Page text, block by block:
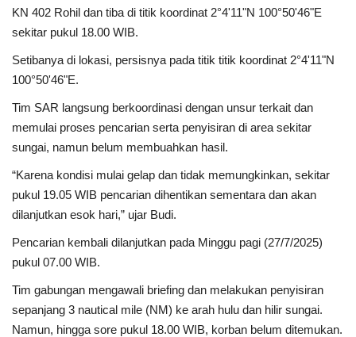
KN 402 Rohil dan tiba di titik koordinat 2°4'11"N 100°50'46"E
sekitar pukul 18.00 WIB.
Setibanya di lokasi, persisnya pada titik titik koordinat 2°4'11"N
100°50'46"E.
Tim SAR langsung berkoordinasi dengan unsur terkait dan
memulai proses pencarian serta penyisiran di area sekitar
sungai, namun belum membuahkan hasil.
“Karena kondisi mulai gelap dan tidak memungkinkan, sekitar
pukul 19.05 WIB pencarian dihentikan sementara dan akan
dilanjutkan esok hari,” ujar Budi.
Pencarian kembali dilanjutkan pada Minggu pagi (27/7/2025)
pukul 07.00 WIB.
Tim gabungan mengawali briefing dan melakukan penyisiran
sepanjang 3 nautical mile (NM) ke arah hulu dan hilir sungai.
Namun, hingga sore pukul 18.00 WIB, korban belum ditemukan.